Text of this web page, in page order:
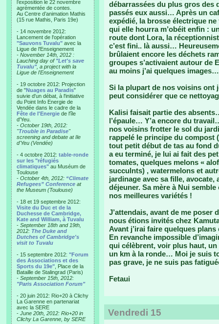
l’exposition le 22 novembre
agrémentée de contes.
Au Centre d’animation Mathis
(15 rue Mathis, Paris 19e)
- 14 novembre 2012:
Lancement de l'opération
"Sauvons Tuvalu" avec la
Ligue de l'Enseignement
- November 14th, 2012 :
Lauching day of "Let's save
Tuvalu", a project with la
Ligue de l'Enseignement
- 19 octobre 2012: Projection
de "Nuages au Paradis"
suivie d'un débat, à l'initiative
du Point Info Energie de
Vendée dans le cadre de la
Fête de l'Energie de l'île
d'Yeu.
- October 19th, 2012:
"Trouble in Paradise"
screening and debate at Ile
d'Yeu (Vendée)
- 4 octobre 2012: table-ronde
sur les "réfugiés
climatiques" au Muséum de
Toulouse
- October 4th, 2012: “Climate
Refugees” Conference at
the Museum (Toulouse)
- 18 et 19 septembre 2012:
Visite du Duc et de la
Duchesse de Cambridge,
Kate and William, à Tuvalu
- September 18th and 19th,
2012: The Duke and
Dutches of Cambridge's
visit to Tuvalu
- 15 septembre 2012: "Forum
des Associations et des
Sports du 19e" , Place de la
Bataille de Stalingrad (Paris)
- September 15th, 2012:
"Paris Association Forum"
- 20 juin 2012: Rio+20 à Clichy
La Garenne en partenariat
avec la SERE
- June 20th, 2012: Rio+20 in
Clichy La Garenne, by SERE
débarrassées du plus gros des
passés eux aussi… Après un
expédié, la brosse électrique
qui elle hourra m’obéit enfin :
route dont Lora, la
c’est fini.. là aussi…
brûlaient encore les déchets
groupes s’activaient autour de
au moins j’ai quelques images…
Si la plupart de nos voisins ont
peut considérer que ce
Kalisi faisait partie des
l’épaule… Y’a encore du
nos voisins frotter le sol du
rappelé le principe du compost
tout petit début de tas au fond
a eu terminé, je lui ai fait des
tomates, quelques melons «
succulnts) , watermelons et
jardinage avec sa fille,
déjeuner. Sa mère à Nui
nos meilleures variétés !
J’attendais, avant de me poser
nous étions invités chez
Avant j’irai faire quelques
En revanche impossible
qui célèbrent, voir plus haut,
un km à la ronde… Moi je suis
pas grave, je ne suis pas
Fetaui
Vendredi 15